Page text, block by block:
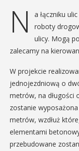
N
a łączniku
roboty
ulicy. Mogą
zalecamy na
W projekcie
jednojezdniową o
metrów, na długości
zostanie
metrów, wzdłuż
elementami
przebudowane